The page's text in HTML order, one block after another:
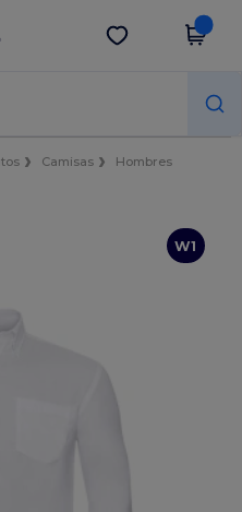
Descargar app
Camisas
Hombres
W1